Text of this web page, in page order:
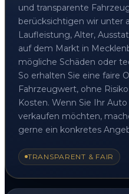
und transparente
berücksichtigen wir unter
Laufleistung, Alter,
auf dem Markt in
mögliche Schäden oder
So erhalten Sie eine faire
Fahrzeugwert, ohne
Kosten. Wenn Sie Ihr
verkaufen möchten,
gerne ein konkretes
TRANSPARENT & FAIR